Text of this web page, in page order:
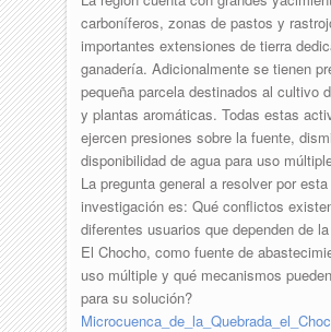
carboníferos, zonas de pastos y
importantes extensiones de tierra
ganadería. Adicionalmente se tienen
pequeña parcela destinados al cultivo
y plantas aromáticas. Todas estas
ejercen presiones sobre la fuente,
disponibilidad de agua para uso
La pregunta general a resolver por esta
investigación es: Qué conflictos
diferentes usuarios que dependen de
El Chocho, como fuente de
uso múltiple y qué mecanismos
para su solución?